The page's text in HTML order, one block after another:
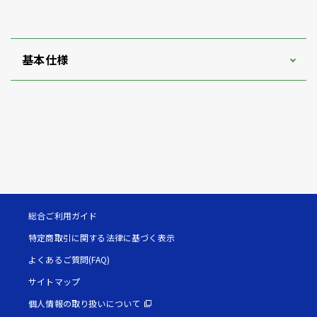
基本仕様
総合ご利用ガイド
特定商取引に関する法律に基づく表示
よくあるご質問(FAQ)
サイトマップ
個人情報の取り扱いについて